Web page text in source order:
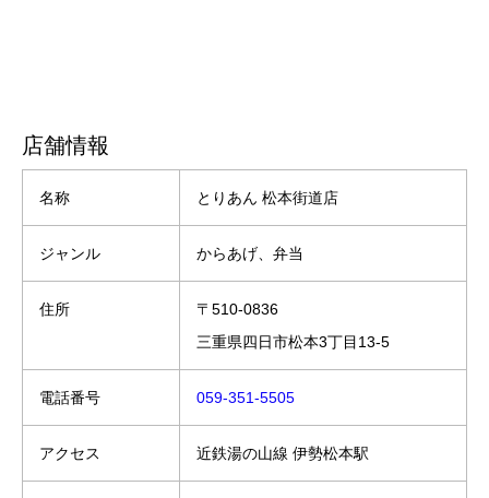
店舗情報
名称 とりあん 松本街道店
ジャンル からあげ、弁当
住所
〒510-0836
三重県四日市松本3丁目13-5
電話番号 059-351-5505
アクセス 近鉄湯の山線 伊勢松本駅